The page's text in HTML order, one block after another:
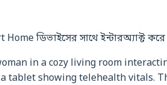
in a cozy living room
tablet showing telehealth vitals.